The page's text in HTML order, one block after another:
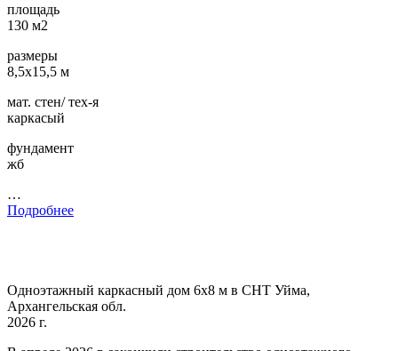
площадь
130 м2
размеры
8,5х15,5 м
мат. стен/ тех-я
каркасый
фундамент
жб
…
Подробнее
Одноэтажный каркасный дом 6х8 м в СНТ Уйма,
Архангельская обл.
2026 г.